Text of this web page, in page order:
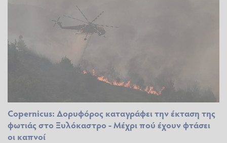
Copernicus: Δορυφόρος καταγράφει την έκταση της
φωτιάς στο Ξυλόκαστρο - Μέχρι πού έχουν φτάσει
οι καπνοί